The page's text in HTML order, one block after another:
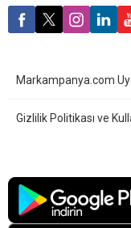
Markampanya.com
Gizlilik Politikası ve